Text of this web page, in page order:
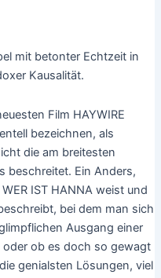
mit betonter Echtzeit in
Kausalität.
Film HAYWIRE
bezeichnen, als
die am breitesten
beschreitet. Ein Anders,
IST HANNA weist und
bei dem man sich
Ausgang einer
ob es doch so gewagt
genialsten Lösungen, viel